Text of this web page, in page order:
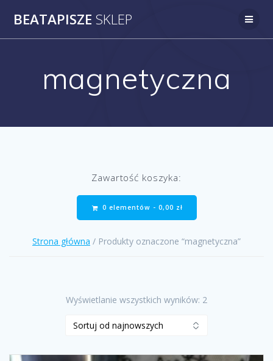
BEATAPISZE SKLEP
magnetyczna
Zawartość koszyka:
0 elementów - 0,00 zł
Strona główna / Produkty oznaczone “magnetyczna”
Wyświetlanie wszystkich wyników: 2